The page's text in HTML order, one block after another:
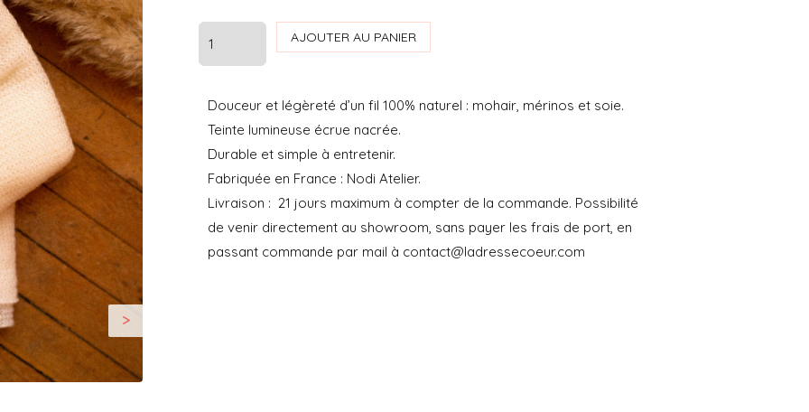
>
SNOOD,
CAPE,
GILET
EN
MOHAIR
SOIE
AJOUTER AU PANIER
Douceur et légèreté d’un fil 100% naturel : mohair, mérinos et soie.
Teinte lumineuse écrue nacrée.
Durable et simple à entretenir.
Fabriquée en France : Nodi Atelier.
Livraison : 21 jours maximum à compter de la commande. Possibilité
de venir directement au showroom, sans payer les frais de port, en
passant commande par mail à contact@ladressecoeur.com